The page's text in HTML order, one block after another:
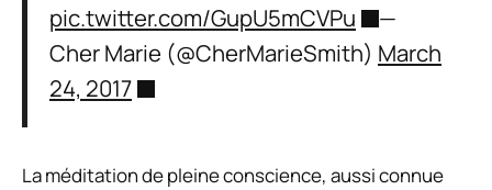
pic.twitter.com/GupU5mCVPu
—
Cher Marie (@CherMarieSmith) March
24, 2017
La méditation de pleine conscience, aussi connue